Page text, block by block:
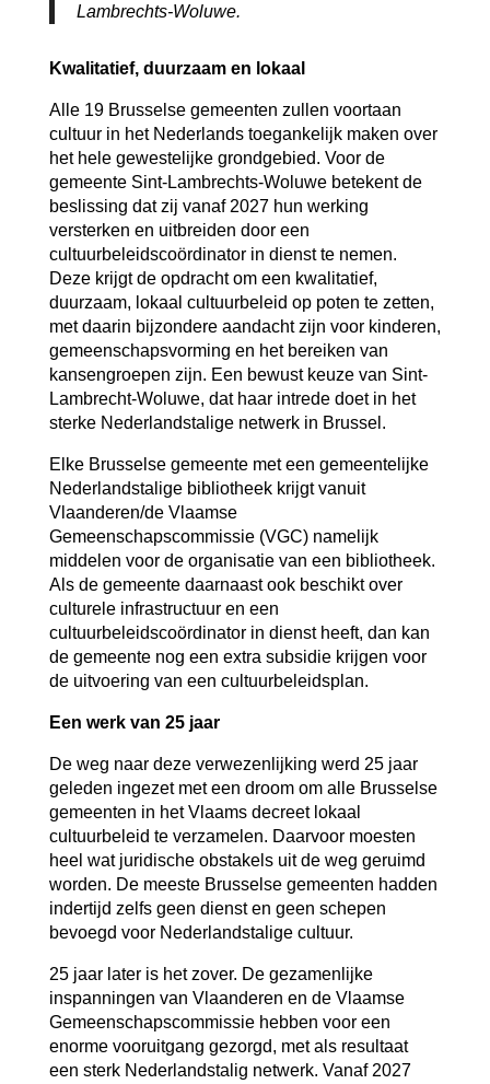
Lambrechts-Woluwe.
Kwalitatief, duurzaam en lokaal
Alle 19 Brusselse gemeenten zullen voortaan
cultuur in het Nederlands toegankelijk maken over
het hele gewestelijke grondgebied. Voor de
gemeente Sint-Lambrechts-Woluwe betekent de
beslissing dat zij vanaf 2027 hun werking
versterken en uitbreiden door een
cultuurbeleidscoördinator in dienst te nemen.
Deze krijgt de opdracht om een kwalitatief,
duurzaam, lokaal cultuurbeleid op poten te zetten,
met daarin bijzondere aandacht zijn voor kinderen,
gemeenschapsvorming en het bereiken van
kansengroepen zijn. Een bewust keuze van Sint-
Lambrecht-Woluwe, dat haar intrede doet in het
sterke Nederlandstalige netwerk in Brussel.
Elke Brusselse gemeente met een gemeentelijke
Nederlandstalige bibliotheek krijgt vanuit
Vlaanderen/de Vlaamse
Gemeenschapscommissie (VGC) namelijk
middelen voor de organisatie van een bibliotheek.
Als de gemeente daarnaast ook beschikt over
culturele infrastructuur en een
cultuurbeleidscoördinator in dienst heeft, dan kan
de gemeente nog een extra subsidie krijgen voor
de uitvoering van een cultuurbeleidsplan.
Een werk van 25 jaar
De weg naar deze verwezenlijking werd 25 jaar
geleden ingezet met een droom om alle Brusselse
gemeenten in het Vlaams decreet lokaal
cultuurbeleid te verzamelen. Daarvoor moesten
heel wat juridische obstakels uit de weg geruimd
worden. De meeste Brusselse gemeenten hadden
indertijd zelfs geen dienst en geen schepen
bevoegd voor Nederlandstalige cultuur.
25 jaar later is het zover. De gezamenlijke
inspanningen van Vlaanderen en de Vlaamse
Gemeenschapscommissie hebben voor een
enorme vooruitgang gezorgd, met als resultaat
een sterk Nederlandstalig netwerk. Vanaf 2027